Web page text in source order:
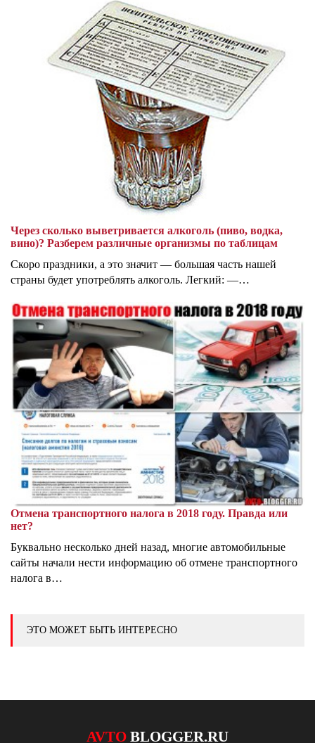
Через сколько выветривается алкоголь (пиво, водка,
вино)? Разберем различные организмы по таблицам
Скоро праздники, а это значит — большая часть нашей
страны будет употреблять алкоголь. Легкий: —…
Отмена транспортного налога в 2018 году. Правда или
нет?
Буквально несколько дней назад, многие автомобильные
сайты начали нести информацию об отмене транспортного
налога в…
ЭТО МОЖЕТ БЫТЬ ИНТЕРЕСНО
AVTO BLOGGER.RU